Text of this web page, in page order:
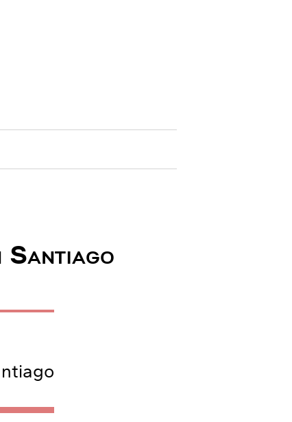
Santiago